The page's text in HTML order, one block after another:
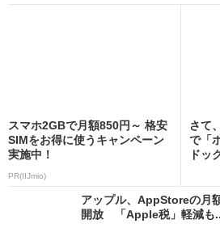
スマホ2GBで月額850円～ 格安
SIMをお得に使うキャンペーン
実施中！
PR(IIJmio)
さて
で「
ドッ
アップル、AppStoreの月
開放 「Apple税」軽減も